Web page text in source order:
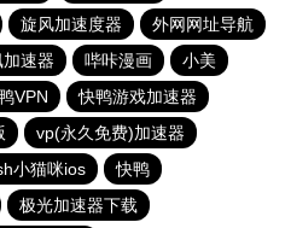
旋风加速度器
外网网址导航
速器 哔咔漫画
小美
VPN
快鸭游戏加速器
vp(永久免费)加速器
小猫咪ios
快鸭
极光加速器下载